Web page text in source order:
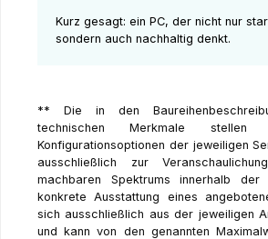
Kurz gesagt: ein PC, der nicht nur
sondern auch nachhaltig denkt.
** Die in den
technischen Merkmale stellen
Konfigurationsoptionen der jeweiligen
ausschließlich zur
machbaren Spektrums innerhalb der
konkrete Ausstattung eines
sich ausschließlich aus der jeweiligen
und kann von den genannten